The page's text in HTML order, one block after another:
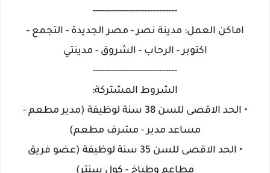
----------------------------
اماكن العمل: مدينة نصر - مصر الجديدة - التجمع -
اكتوبر - الرحاب - الشروق - مدينتي
----------------------------
الشروط المشتركة:
• الحد الاقصى للسن 38 سنة لوظيفة (مدير مطعم -
مساعد مدير - مشرف مطعم)
• الحد الاقصى للسن 35 سنة لوظيفة (عضو فريق
مطاعم وطباخ - كول سنتر)